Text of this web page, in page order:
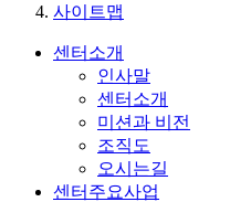
사이트맵
센터소개
인사말
센터소개
미션과 비전
조직도
오시는길
센터주요사업